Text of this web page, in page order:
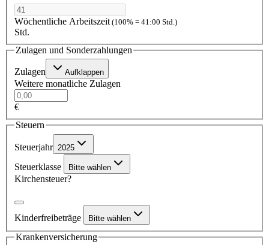
Wöchentliche Arbeitszeit (100% = 41:00 Std.)
Std.
Zulagen und Sonderzahlungen
Zulagen Aufklappen
Weitere monatliche Zulagen
€
Steuern
Steuerjahr 2025
Steuerklasse Bitte wählen
Kirchensteuer?
Kinderfreibeträge Bitte wählen
Krankenversicherung